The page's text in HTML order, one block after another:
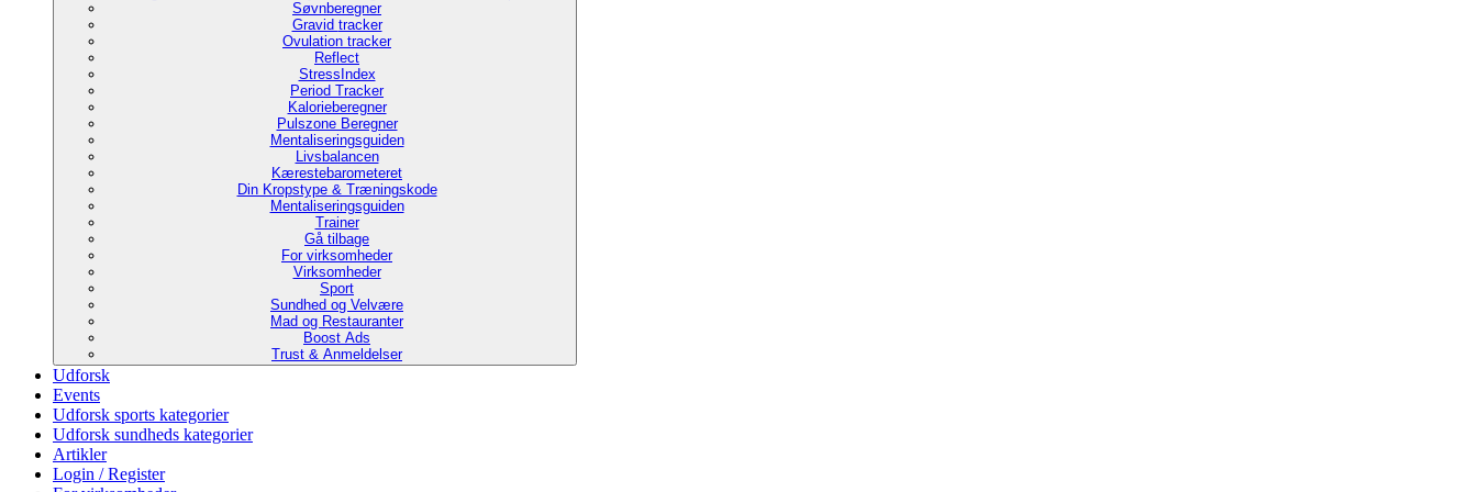
Søvnberegner
Gravid tracker
Ovulation tracker
Reflect
StressIndex
Period Tracker
Kalorieberegner
Pulszone Beregner
Mentaliseringsguiden
Livsbalancen
Kærestebarometeret
Din Kropstype & Træningskode
Mentaliseringsguiden
Trainer
Gå tilbage
For virksomheder
Virksomheder
Sport
Sundhed og Velvære
Mad og Restauranter
Boost Ads
Trust & Anmeldelser
Udforsk
Events
Udforsk sports kategorier
Udforsk sundheds kategorier
Artikler
Login / Register